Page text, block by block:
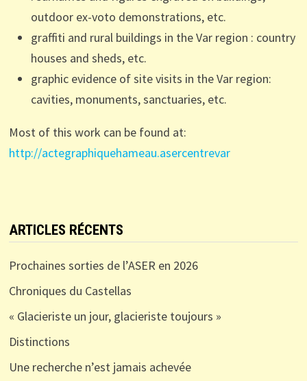
outdoor ex-voto demonstrations, etc.
graffiti and rural buildings in the Var region : country
houses and sheds, etc.
graphic evidence of site visits in the Var region:
cavities, monuments, sanctuaries, etc.
Most of this work can be found at:
http://actegraphiquehameau.asercentrevar
ARTICLES RÉCENTS
Prochaines sorties de l’ASER en 2026
Chroniques du Castellas
« Glacieriste un jour, glacieriste toujours »
Distinctions
Une recherche n’est jamais achevée